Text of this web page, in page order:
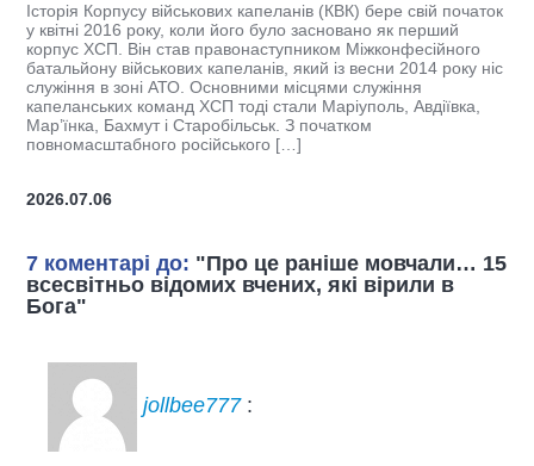
Історія Корпусу військових капеланів (КВК) бере свій початок
у квітні 2016 року, коли його було засновано як перший
корпус ХСП. Він став правонаступником Міжконфесійного
батальйону військових капеланів, який із весни 2014 року ніс
служіння в зоні АТО. Основними місцями служіння
капеланських команд ХСП тоді стали Маріуполь, Авдіївка,
Мар’їнка, Бахмут і Старобільськ. З початком
повномасштабного російського […]
2026.07.06
7 коментарі до: "Про це раніше мовчали… 15
всесвітньо відомих вчених, які вірили в
Бога"
jollbee777 :